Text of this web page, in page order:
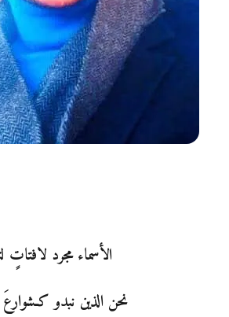
الأسماء مجرد لافتاتٍ
نحن الذين نبدو كـشوارعَ